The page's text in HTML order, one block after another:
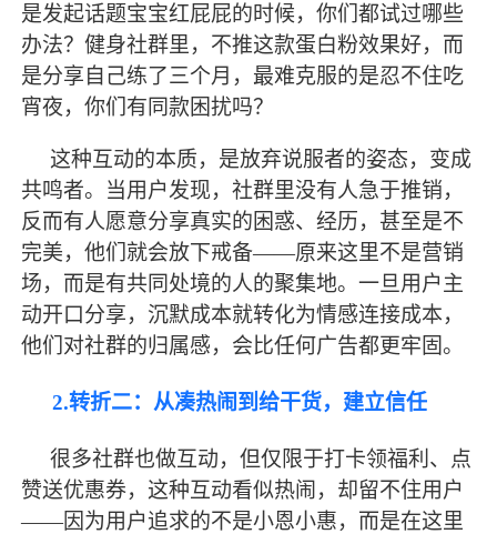
是发起话题宝宝红屁屁的时候，你们都试过哪些
办法？健身社群里，不推这款蛋白粉效果好，而
是分享自己练了三个月， 最难克服的是忍不住吃
宵夜，你们有同款困扰吗？
这种互动的本质，是放弃说服者的姿态，变成
共鸣者。当用户发现，社群里没有人急于推销，
反而有人愿意分享真实的困惑、经历，甚至是不
完美，他们就会放下戒备——原来这里不是营销
场，而是有共同处境的人的聚集地。一旦用户主
动开口分享，沉默成本就转化为情感连接成本，
他们对社群的归属感，会比任何广告都更牢固。
2.转折二：从凑热闹到给干货，建立信任
很多社群也做互动，但仅限于打卡领福利、点
赞送优惠券，这种互动看似热闹，却留不住用户
——因为用户追求的不是小恩小惠，而是在这里